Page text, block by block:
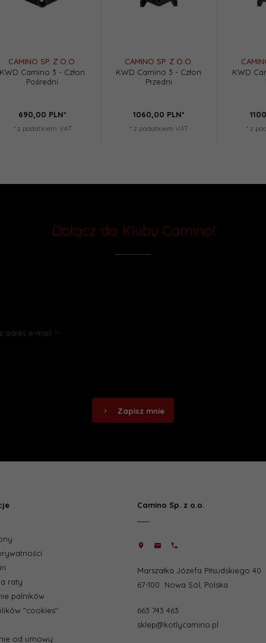
CAMINO SP. Z O.O.
KWD Camino 3 - Człon
Pośredni
690,00 PLN*
* z podatkiem VAT
CAMINO SP. Z O.O.
KWD Camino 3 - Człon
Przedni
1060,00 PLN*
* z podatkiem VAT
KWD
* z
Dołącz do Klubu Camino!
Zapisz mnie
raty
palników
"cookies"
od umowy
Camino Sp. z o.o.
Marszałka Józefa Piłsudskiego 40
67-100
Nowa Sól Polska
663 743 463
sklep@kotlycamino.pl